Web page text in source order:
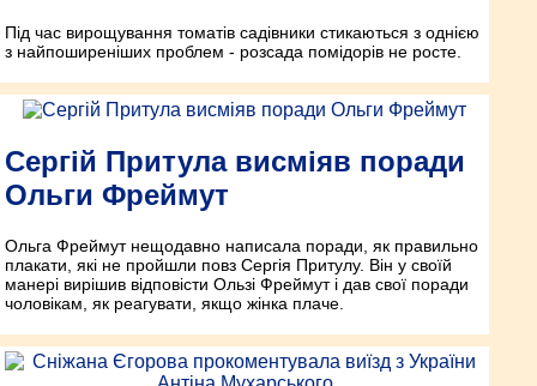
Під час вирощування томатів садівники стикаються з однією
з найпоширеніших проблем - розсада помідорів не росте.
Сергій Притула висміяв поради
Ольги Фреймут
Ольга Фреймут нещодавно написала поради, як правильно
плакати, які не пройшли повз Сергія Притулу. Він у своїй
манері вирішив відповісти Ользі Фреймут і дав свої поради
чоловікам, як реагувати, якщо жінка плаче.